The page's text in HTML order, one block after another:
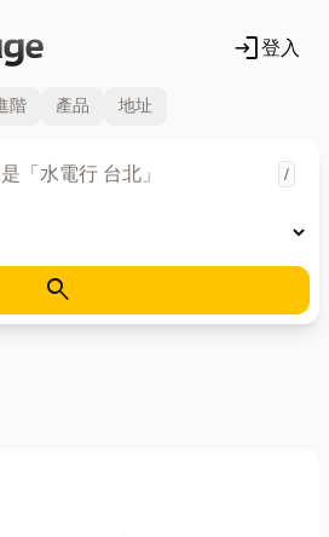
login登入
階 產品 地址
/
search